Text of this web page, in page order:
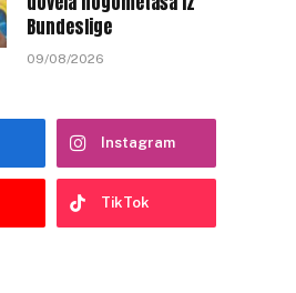
Bundeslige
09/08/2026
Instagram
TikTok